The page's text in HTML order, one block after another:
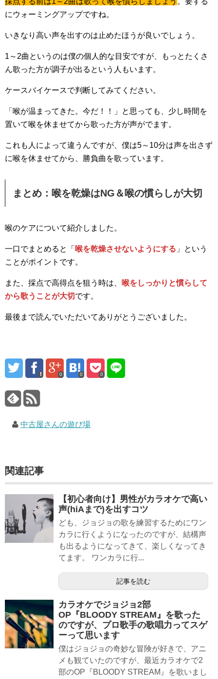
にウォーミングアップですね。
いきなり高い声を出すのは止めたほうが良いでしょう。
1～2曲というのは僕の個人的な目安ですが、もっとたくさ
ん歌った方が調子が出るという人もいます。
ケースバイケースで判断してみてください。
「喉が温まってきた。今だ！！」と思っても、少し時間を
置いて喉を休ませてから歌った方が声がでます。
これも人によって違うんですが、僕は5～10分は声を出さず
に喉を休ませてから、勝負曲を歌っています。
まとめ：喉を乾燥はNG＆喉の慣らしが大切
喉のケアについて紹介しました。
一口でまとめると「 喉を乾燥させないようにする 」という
ことがポイントです。
また、採点で高得点を狙う時は、
喉をしっかりと慣らして
から歌うことが大切 です。
最後まで読んでいただいてありがとうございました。
0 0 0
中古屋さんの遊び場
関連記事
【初心者向け】男性がカラオケで高い
声(hiAまで)を出すコツ
ども、ジョジョの歌を練習するためにワン
カラに行くようになったのですが、結構声
も出るようになってきて、楽しくなってき
てます。 ワンカラに行...
記事を読む
カラオケでジョジョ2部
OP『BLOODY STREAM』を歌った
のですが、プロ歌手の歌唱力ってスゲ
ーって思います
僕はジョジョの奇妙な冒険が好きで、アニ
メも観ていたのですが、最近カラオケで2
部のOP『BLOODY STREAM』を歌いまし